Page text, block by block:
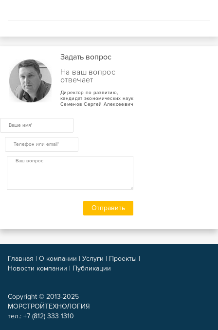
Задать вопрос
На ваш вопрос
отвечает
Директор по развитию,
кандидат экономических наук
Семенов Сергей Алексеевич
Copyright © 2013-2025
МОРСТРОЙТЕХНОЛОГИЯ
тел.: +7 (812) 333 1310
Главная | О компании | Услуги | Проекты |
Новости компании | Публикации